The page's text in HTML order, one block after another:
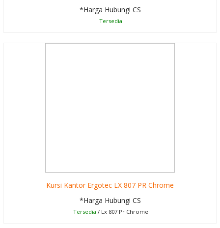
*Harga Hubungi CS
Tersedia
Kursi Kantor Ergotec LX 807 PR Chrome
*Harga Hubungi CS
Tersedia / Lx 807 Pr Chrome